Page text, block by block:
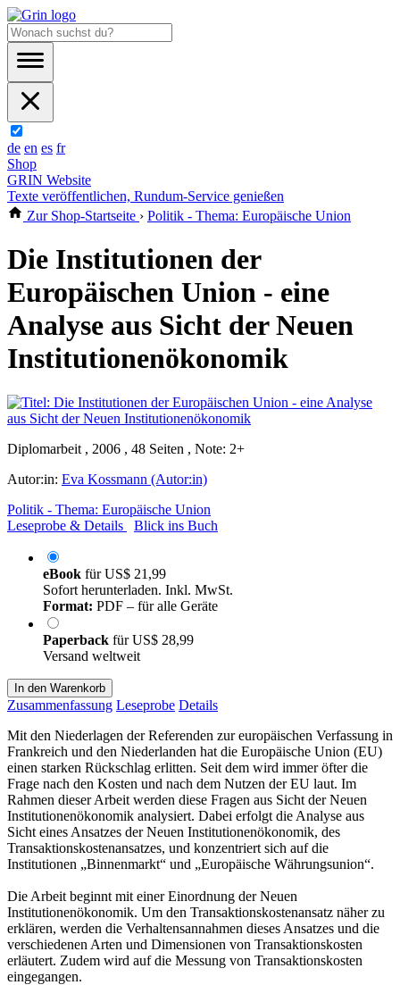
de en es fr
Shop
GRIN Website
Texte veröffentlichen, Rundum-Service genießen
Zur Shop-Startseite › Politik - Thema: Europäische Union
Die Institutionen der
Europäischen Union - eine
Analyse aus Sicht der Neuen
Institutionenökonomik
Diplomarbeit , 2006 , 48 Seiten , Note: 2+
Autor:in: Eva Kossmann (Autor:in)
Politik - Thema: Europäische Union
Leseprobe & Details
Blick ins Buch
eBook fürUS$ 21,99
Sofort herunterladen. Inkl. MwSt.
Format: PDF – für alle Geräte
Paperback fürUS$ 28,99
Versand weltweit
In den Warenkorb
Zusammenfassung Leseprobe Details
Mit den Niederlagen der Referenden zur europäischen Verfassung in
Frankreich und den Niederlanden hat die Europäische Union (EU)
einen starken Rückschlag erlitten. Seit dem wird immer öfter die
Frage nach den Kosten und nach dem Nutzen der EU laut. Im
Rahmen dieser Arbeit werden diese Fragen aus Sicht der Neuen
Institutionenökonomik analysiert. Dabei erfolgt die Analyse aus
Sicht eines Ansatzes der Neuen Institutionenökonomik, des
Transaktionskostenansatzes, und konzentriert sich auf die
Institutionen „Binnenmarkt“ und „Europäische Währungsunion“.
Die Arbeit beginnt mit einer Einordnung der Neuen
Institutionenökonomik. Um den Transaktionskostenansatz näher zu
erklären, werden die Verhaltensannahmen dieses Ansatzes und die
verschiedenen Arten und Dimensionen von Transaktionskosten
erläutert. Zudem wird auf die Messung von Transaktionskosten
eingegangen.